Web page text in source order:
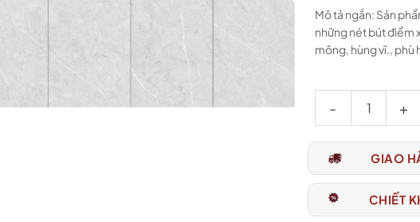
Mô tả ngắn: Sản
những nét bút điểm
mông, hùng vĩ., phù
GIAO
CHIẾT